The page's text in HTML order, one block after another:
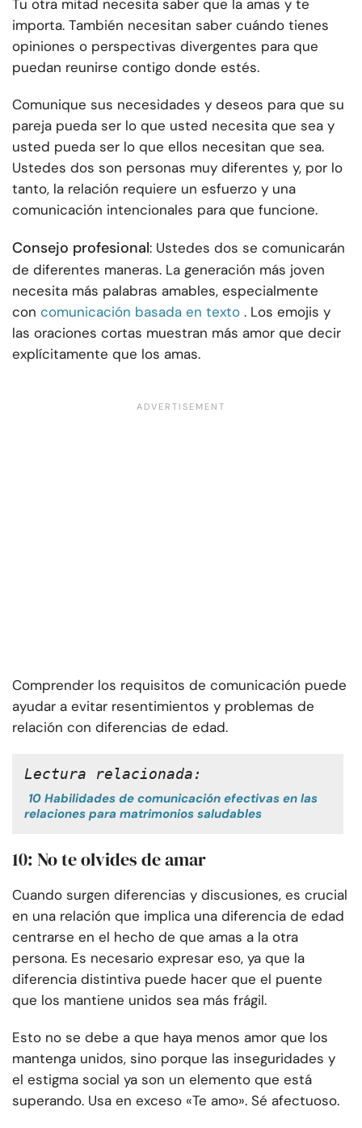
Tu otra mitad necesita saber que la amas y te
importa. También necesitan saber cuándo tienes
opiniones o perspectivas divergentes para que
puedan reunirse contigo donde estés.
Comunique sus necesidades y deseos para que su
pareja pueda ser lo que usted necesita que sea y
usted pueda ser lo que ellos necesitan que sea.
Ustedes dos son personas muy diferentes y, por lo
tanto, la relación requiere un esfuerzo y una
comunicación intencionales para que funcione.
Consejo profesional: Ustedes dos se comunicarán
de diferentes maneras. La generación más joven
necesita más palabras amables, especialmente
con comunicación basada en texto . Los emojis y
las oraciones cortas muestran más amor que decir
explícitamente que los amas.
Comprender los requisitos de comunicación puede
ayudar a evitar resentimientos y problemas de
relación con diferencias de edad.
Lectura relacionada:
10 Habilidades de comunicación efectivas en las
relaciones para matrimonios saludables
10: No te olvides de amar
Cuando surgen diferencias y discusiones, es crucial
en una relación que implica una diferencia de edad
centrarse en el hecho de que amas a la otra
persona. Es necesario expresar eso, ya que la
diferencia distintiva puede hacer que el puente
que los mantiene unidos sea más frágil.
Esto no se debe a que haya menos amor que los
mantenga unidos, sino porque las inseguridades y
el estigma social ya son un elemento que está
superando. Usa en exceso «Te amo». Sé afectuoso.